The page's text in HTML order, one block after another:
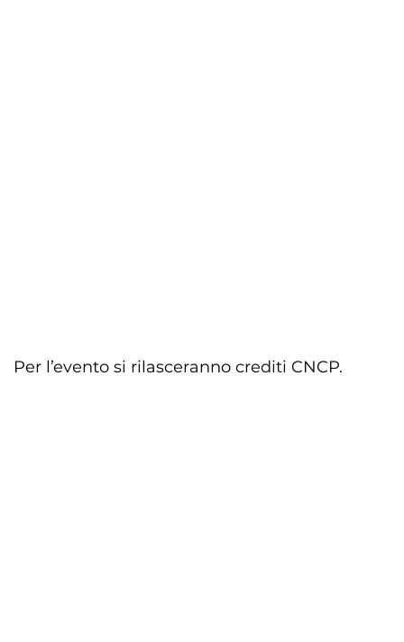
Per l’evento si rilasceranno crediti CNCP.